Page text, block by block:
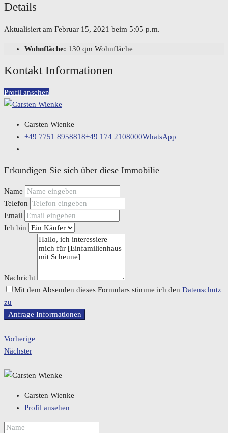
Details
Aktualisiert am Februar 15, 2021 beim 5:05 p.m.
Wohnfläche: 130 qm Wohnfläche
Kontakt Informationen
Profil ansehen
Carsten Wienke
+49 7751 8958818+49 174 2108000WhatsApp
Erkundigen Sie sich über diese Immobilie
Name
Telefon
Email
Ich bin
Nachricht
Mit dem Absenden dieses Formulars stimme ich den Datenschutz
zu
Anfrage Informationen
Vorherige
Nächster
Carsten Wienke
Profil ansehen